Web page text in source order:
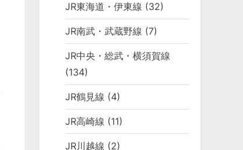
JR東海道・伊東線 (32)
JR南武・武蔵野線 (7)
JR中央・総武・横須賀線
(134)
JR鶴見線 (4)
JR高崎線 (11)
JR川越線 (2)